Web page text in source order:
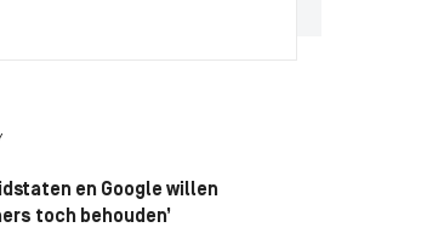
en Google willen
toch behouden’